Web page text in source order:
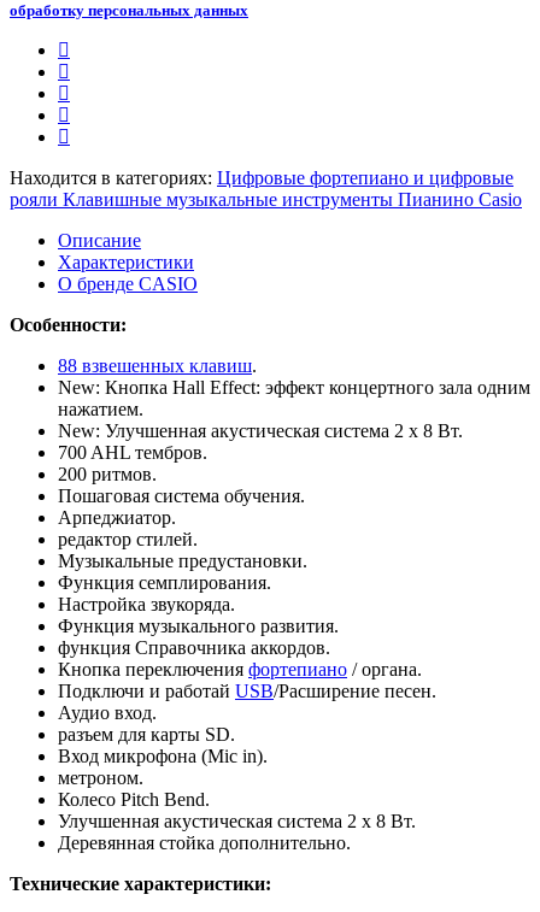
обработку персональных данных
Находится в категориях: Цифровые фортепиано и цифровые
рояли Клавишные музыкальные инструменты Пианино Casio
Описание
Характеристики
О бренде CASIO
Особенности:
88 взвешенных клавиш.
New: Кнопка Hall Effect: эффект концертного зала одним
нажатием.
New: Улучшенная акустическая система 2 x 8 Вт.
700 AHL тембров.
200 ритмов.
Пошаговая система обучения.
Арпеджиатор.
редактор стилей.
Музыкальные предустановки.
Функция семплирования.
Настройка звукоряда.
Функция музыкального развития.
функция Справочника аккордов.
Кнопка переключения фортепиано / органа.
Подключи и работай USB/Расширение песен.
Аудио вход.
разъем для карты SD.
Вход микрофона (Mic in).
метроном.
Колесо Pitch Bend.
Улучшенная акустическая система 2 x 8 Вт.
Деревянная стойка дополнительно.
Технические характеристики: